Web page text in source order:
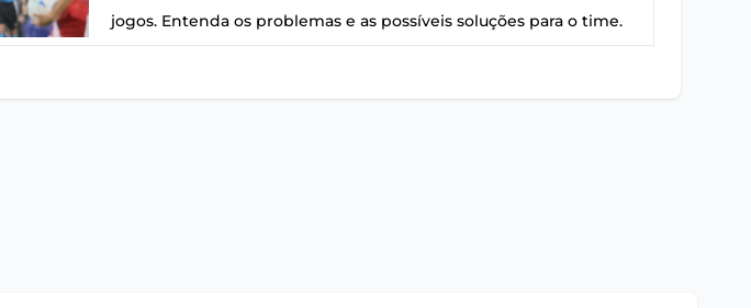
jogos. Entenda os problemas e as possíveis soluções para o time.